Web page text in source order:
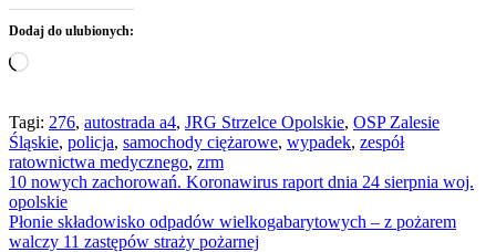
Dodaj do ulubionych:
Wczytywanie…
Tagi: 276, autostrada a4, JRG Strzelce Opolskie, OSP Zalesie
Śląskie, policja, samochody ciężarowe, wypadek, zespół
ratownictwa medycznego, zrm
Nawigacja
wpisu
10 nowych zachorowań. Koronawirus raport dnia 24 sierpnia woj.
opolskie
Płonie składowisko odpadów wielkogabarytowych – z pożarem
walczy 11 zastępów straży pożarnej